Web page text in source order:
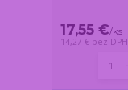
17,55 €/ks
14,27 € bez DPH